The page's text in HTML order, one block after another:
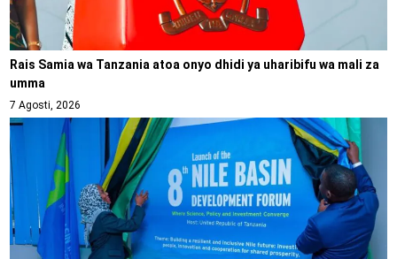
Rais Samia wa Tanzania atoa onyo dhidi ya uharibifu wa mali za
umma
7 Agosti, 2026